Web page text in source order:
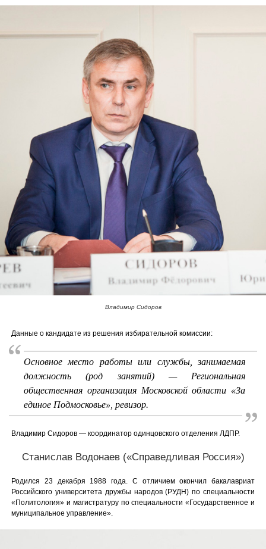
Владимир Сидоров
Данные о кандидате из решения избирательной комиссии:
Основное место работы или службы, занимаемая
должность (род занятий) — Региональная
общественная организация Московской области «За
единое Подмосковье», ревизор.
Владимир Сидоров — координатор одинцовского отделения ЛДПР.
Станислав Водонаев («Справедливая Россия»)
Родился 23 декабря 1988 года. С отличием окончил бакалавриат
Российского университета дружбы народов (РУДН) по специальности
«Политология» и магистратуру по специальности «Государственное и
муниципальное управление».